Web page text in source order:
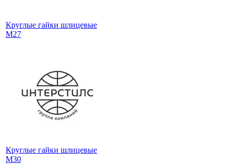
Круглые гайки шлицевые
М27
Круглые гайки шлицевые
М30